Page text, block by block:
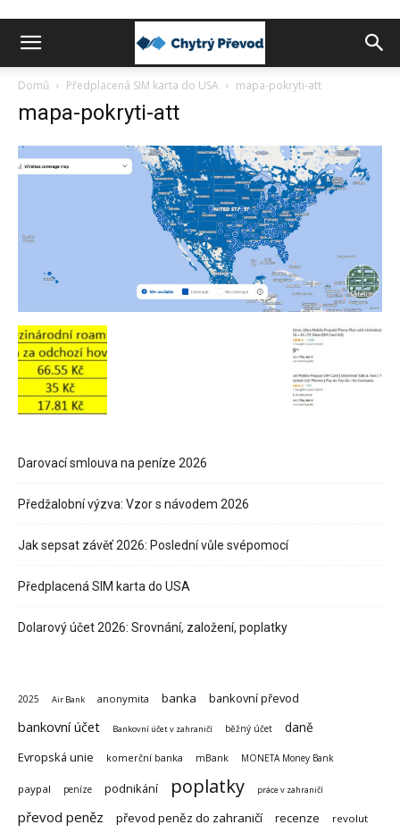
Chytrý
převod
zahraničí
Domů Předplacená SIM karta do USA mapa-pokryti-att
mapa-pokryti-att
Darovací smlouva na peníze 2026
Předžalobní výzva: Vzor s návodem 2026
Jak sepsat závěť 2026: Poslední vůle svépomocí
Předplacená SIM karta do USA
Dolarový účet 2026: Srovnání, založení, poplatky
2025 Air Bank anonymita banka bankovní převod
bankovní účet Bankovní účet v zahraničí běžný účet daně
Evropská unie komerční banka mBank MONETA Money Bank
paypal peníze podnikání poplatky práce v zahraničí
převod peněz převod peněz do zahraničí recenze revolut